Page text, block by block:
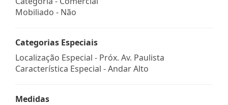
Mobiliado - Não
Categorias Especiais
Localização Especial - Próx. Av. Paulista
Característica Especial - Andar Alto
Medidas